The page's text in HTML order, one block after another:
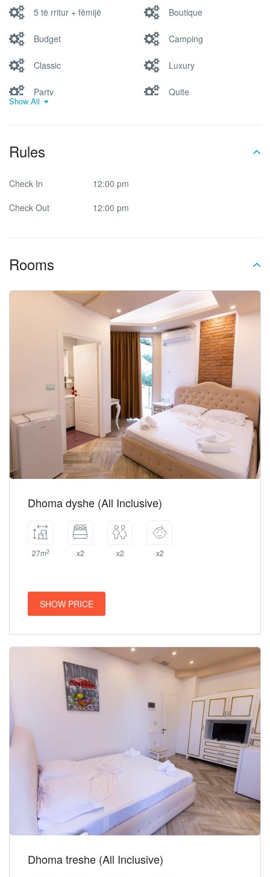
dhe e jashtme
Pishinë me jacuzzi Restaurant
Spa & Sauna SPA & Wellness
5 të rritur + fëmijë Boutique
Budget Camping
Classic Luxury
Party Quite
Show All
Rules
Check In
12:00 pm
Check Out
12:00 pm
Rooms
Dhoma dyshe (All Inclusive)
27m2 x2 x2 x2
SHOW PRICE
Dhoma treshe (All Inclusive)